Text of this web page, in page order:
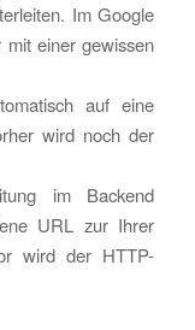
Im Google
einer gewissen
auf eine
wird noch der
im Backend
URL zur Ihrer
wird der HTTP-